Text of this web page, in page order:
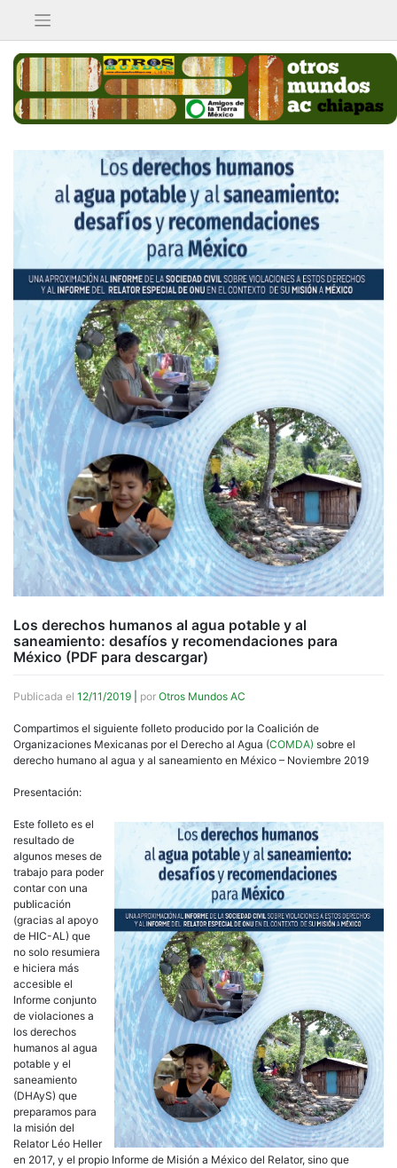
contenido
Los derechos humanos al agua potable y al
saneamiento: desafíos y recomendaciones para
México (PDF para descargar)
Publicada el 12/11/2019 por Otros Mundos AC
Compartimos el siguiente folleto producido por la Coalición de
Organizaciones Mexicanas por el Derecho al Agua (COMDA) sobre el
derecho humano al agua y al saneamiento en México – Noviembre 2019
Presentación:
Este folleto es el
resultado de
algunos meses de
trabajo para poder
contar con una
publicación
(gracias al apoyo
de HIC-AL) que
no solo resumiera
e hiciera más
accesible el
Informe conjunto
de violaciones a
los derechos
humanos al agua
potable y el
saneamiento
(DHAyS) que
preparamos para
la misión del
Relator Léo Heller
en 2017, y el propio Informe de Misión a México del Relator, sino que